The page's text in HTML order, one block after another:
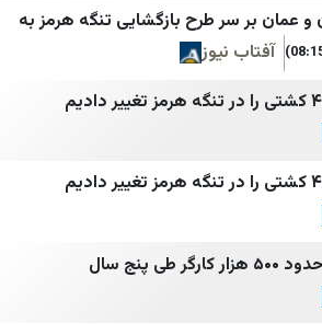
شمال وشرق سوريا
سوريا
سوريا
ایسکانیوز
باشگاه خبرنگاران
بلومبرگ فارسی
خبرگزاری ایکنا
بازگشایی تنگه هرمز به